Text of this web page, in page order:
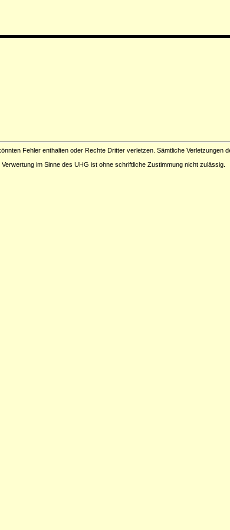
Fehler enthalten oder Rechte Dritter verletzen. Sämtliche Verletzungen
im Sinne des UHG ist ohne schriftliche Zustimmung nicht zulässig.